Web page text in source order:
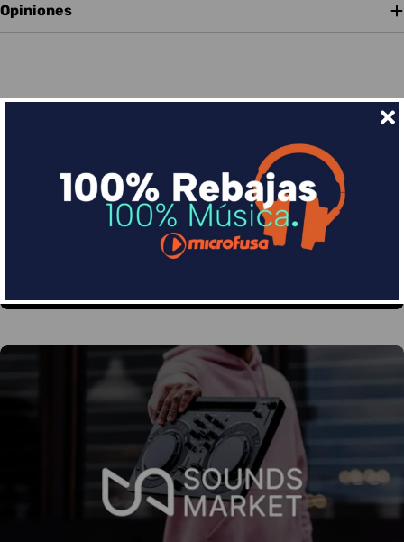
Opiniones
Financia tus compras con Sequra
Divide en 3 sin coste o hasta en 18 meses por una
pequeña cuota al mes con Sequra